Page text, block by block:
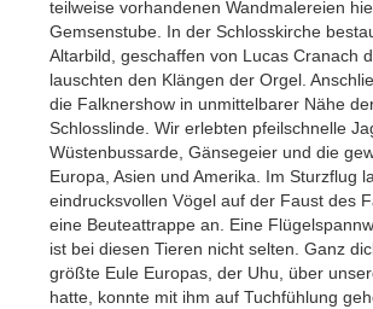
teilweise vorhandenen Wandmalereien
Gemsenstube. In der Schlosskirche
Altarbild, geschaffen von Lucas Cranach
lauschten den Klängen der Orgel.
die Falknershow in unmittelbarer Nähe
Schlosslinde. Wir erlebten pfeilschnelle
Wüstenbussarde, Gänsegeier und die
Europa, Asien und Amerika. Im Sturzflug
eindrucksvollen Vögel auf der Faust des
eine Beuteattrappe an. Eine
ist bei diesen Tieren nicht selten. Ganz
größte Eule Europas, der Uhu, über
hatte, konnte mit ihm auf Tuchfühlung